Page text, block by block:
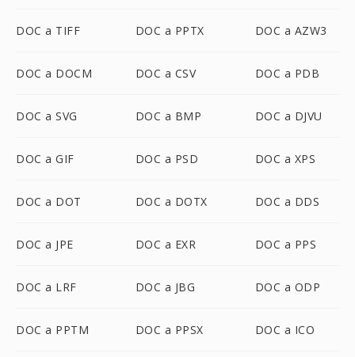
DOC a TIFF DOC a PPTX DOC a AZW3
DOC a DOCM DOC a CSV DOC a PDB
DOC a SVG DOC a BMP DOC a DJVU
DOC a GIF DOC a PSD DOC a XPS
DOC a DOT DOC a DOTX DOC a DDS
DOC a JPE DOC a EXR DOC a PPS
DOC a LRF DOC a JBG DOC a ODP
DOC a PPTM DOC a PPSX DOC a ICO